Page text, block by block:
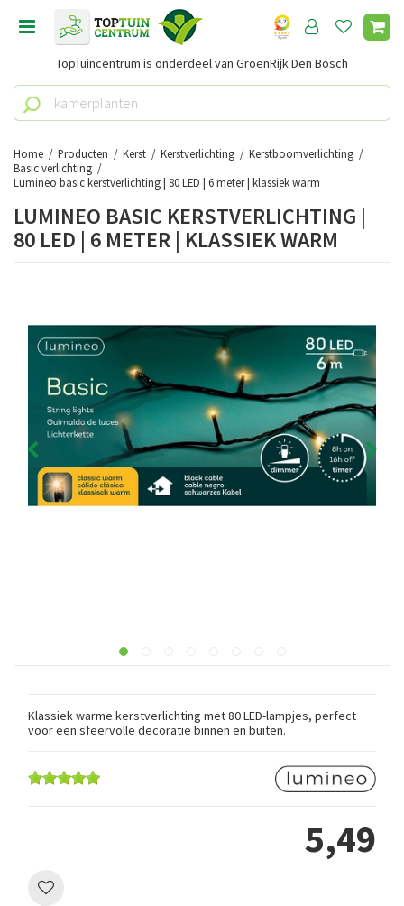
Home Producten Kerst Kerstverlichting
Kerstboomverlichting
Basic verlichting
Lumineo basic kerstverlichting | 80 LED | 6 meter | klassiek warm
TopTuincentrum is onderdeel van GroenRijk Den Bosch
LUMINEO BASIC KERSTVERLICHTING |
80 LED | 6 METER | KLASSIEK WARM
Klassiek warme kerstverlichting met 80 LED-lampjes, perfect
voor een sfeervolle decoratie binnen en buiten.
5,49